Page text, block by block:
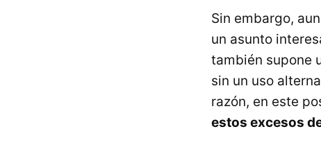
Sin embargo,
un asunto
también supone
sin un uso
razón, en este
estos excesos